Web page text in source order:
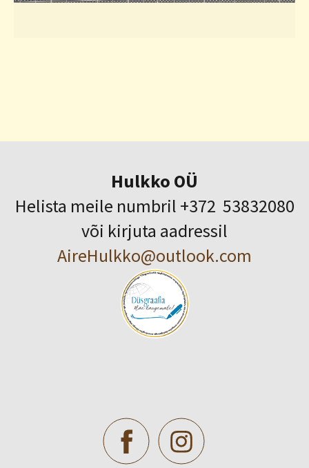
Hulkko OÜ
Helista meile numbril +372 53832080
või kirjuta aadressil
AireHulkko@outlook.com